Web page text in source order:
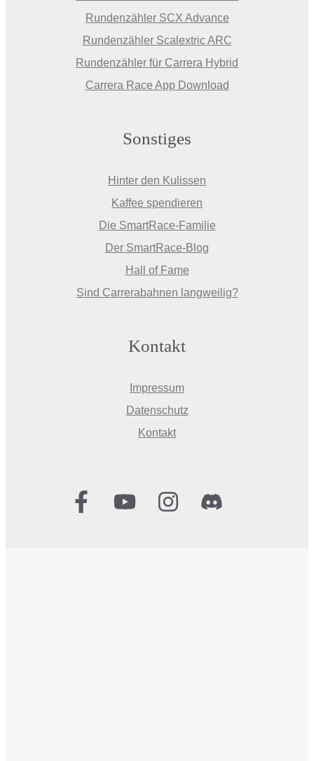
Rundenzähler SCX Advance
Rundenzähler Scalextric ARC
Rundenzähler für Carrera Hybrid
Carrera Race App Download
Sonstiges
Hinter den Kulissen
Kaffee spendieren
Die SmartRace-Familie
Der SmartRace-Blog
Hall of Fame
Sind Carrerabahnen langweilig?
Kontakt
Impressum
Datenschutz
Kontakt